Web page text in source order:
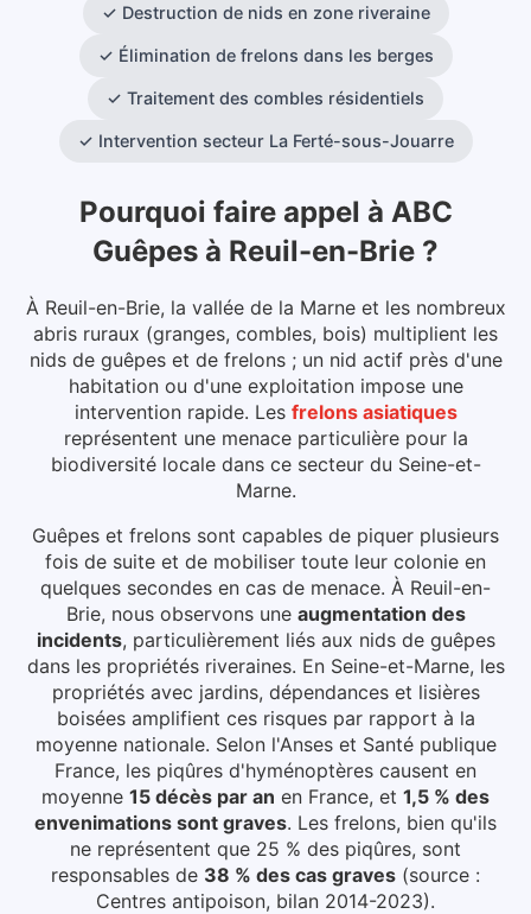
✓ Destruction de nids en zone riveraine
✓ Élimination de frelons dans les berges
✓ Traitement des combles résidentiels
✓ Intervention secteur La Ferté-sous-Jouarre
Pourquoi faire appel à ABC
Guêpes à Reuil-en-Brie ?
À Reuil-en-Brie, la vallée de la Marne et les nombreux
abris ruraux (granges, combles, bois) multiplient les
nids de guêpes et de frelons ; un nid actif près d'une
habitation ou d'une exploitation impose une
intervention rapide. Les frelons asiatiques
représentent une menace particulière pour la
biodiversité locale dans ce secteur du Seine-et-
Marne.
Guêpes et frelons sont capables de piquer plusieurs
fois de suite et de mobiliser toute leur colonie en
quelques secondes en cas de menace. À Reuil-en-
Brie, nous observons une augmentation des
incidents, particulièrement liés aux nids de guêpes
dans les propriétés riveraines. En Seine-et-Marne, les
propriétés avec jardins, dépendances et lisières
boisées amplifient ces risques par rapport à la
moyenne nationale. Selon l'Anses et Santé publique
France, les piqûres d'hyménoptères causent en
moyenne 15 décès par an en France, et 1,5 % des
envenimations sont graves. Les frelons, bien qu'ils
ne représentent que 25 % des piqûres, sont
responsables de 38 % des cas graves (source :
Centres antipoison, bilan 2014-2023).